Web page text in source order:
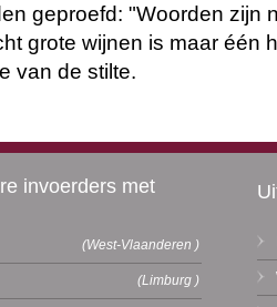
geproefd: "Woorden zijn
grote wijnen is maar één
van de stilte.
invoerders met
(West-Vlaanderen )
(Limburg )